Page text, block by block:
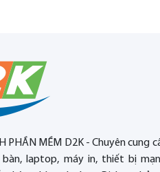
PHẦN MỀM D2K - Chuyên cung
bàn, laptop, máy in, thiết bị